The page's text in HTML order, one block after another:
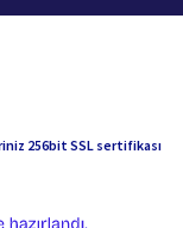
256bit SSL sertifikası